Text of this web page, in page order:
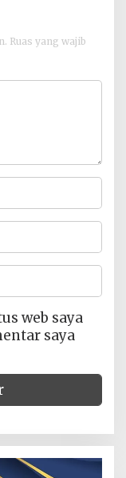
Ruas yang wajib
web saya
saya